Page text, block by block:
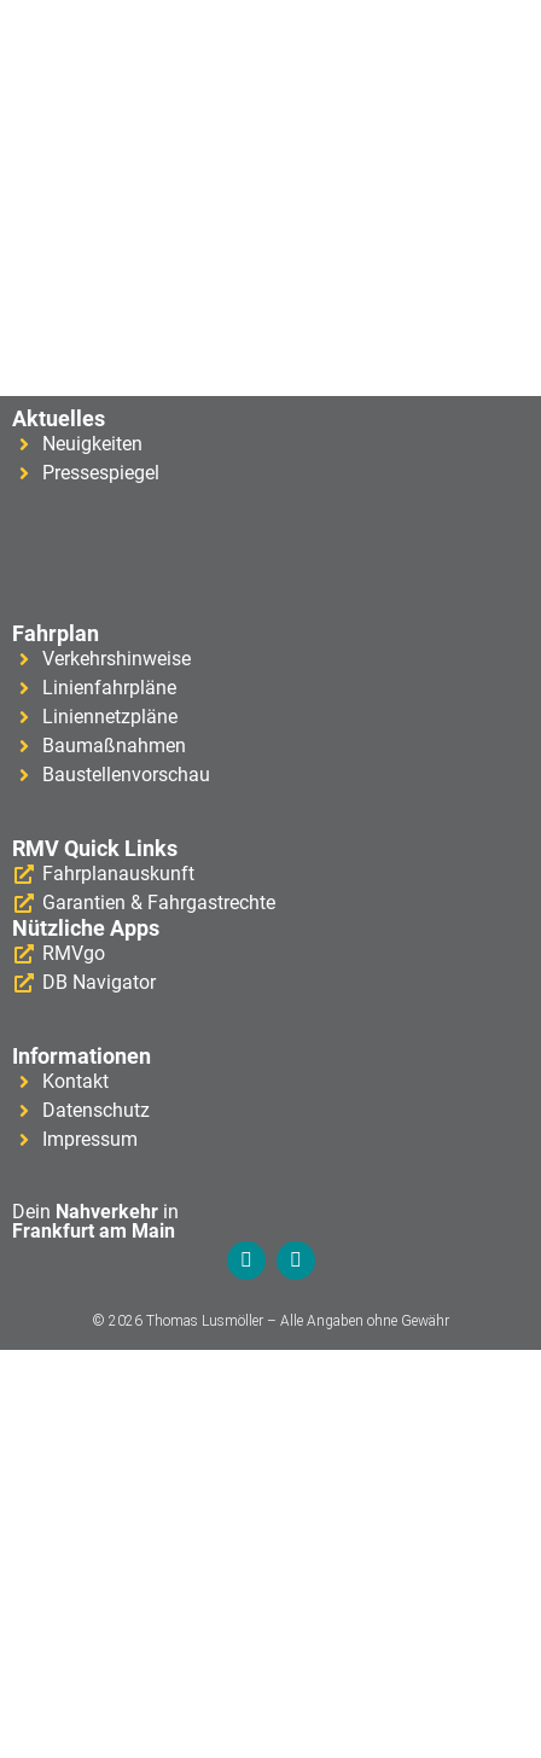
Aktuelles
Neuigkeiten
Pressespiegel
Fahrplan
Verkehrshinweise
Linienfahrpläne
Liniennetzpläne
Baumaßnahmen
Baustellenvorschau
RMV Quick Links
Fahrplanauskunft
Garantien & Fahrgastrechte
Nützliche Apps
RMVgo
DB Navigator
Informationen
Kontakt
Datenschutz
Impressum
Dein Nahverkehr in
Frankfurt am Main
© 2026 Thomas Lusmöller – Alle Angaben ohne Gewähr